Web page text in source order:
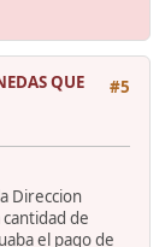
#5
QUE
Direccion
de
el pago de